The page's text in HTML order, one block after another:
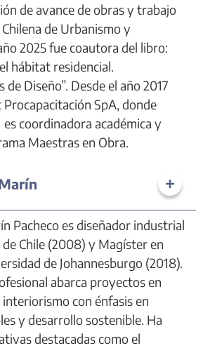
de avance de obras y trabajo
de Urbanismo y
2025 fue coautora del libro:
hábitat residencial.
de Diseño”. Desde el año 2017
SpA, donde
es coordinadora académica y
Maestras en Obra.
Pacheco es diseñador industrial
Chile (2008) y Magíster en
de Johannesburgo (2018).
abarca proyectos en
con énfasis en
y desarrollo sostenible. Ha
destacadas como el